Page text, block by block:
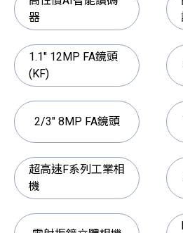
器
1.1" 12MP FA鏡頭
(KF)
2/3" 8MP FA鏡頭
超高速F系列工業相
機